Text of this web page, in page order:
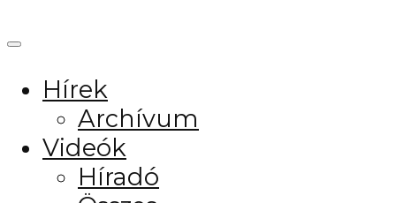
Hírek
Archívum
Videók
Híradó